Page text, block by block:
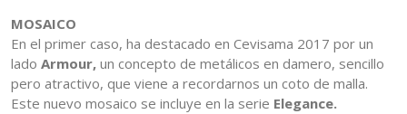
MOSAICO
En el primer caso, ha destacado en Cevisama 2017 por un
lado Armour, un concepto de metálicos en damero, sencillo
pero atractivo, que viene a recordarnos un coto de malla.
Este nuevo mosaico se incluye en la serie Elegance.